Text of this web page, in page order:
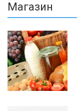
Магазин